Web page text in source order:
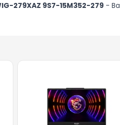
279XAZ 9S7-15M352-279-